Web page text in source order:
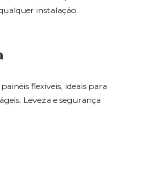
instalação.
flexíveis, ideais para
Leveza e segurança